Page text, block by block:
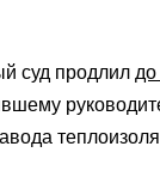
суд продлил